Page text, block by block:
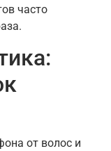
часто
от волос и